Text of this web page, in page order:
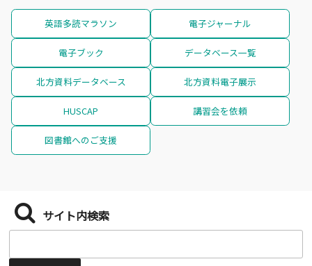
英語多読マラソン 電子ジャーナル
電子ブック データベース一覧
北方資料データベース 北方資料電子展示
HUSCAP 講習会を依頼
図書館へのご支援
サイト内検索